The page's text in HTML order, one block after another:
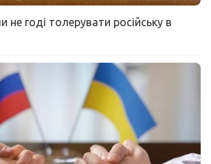
не годі толерувати російську в